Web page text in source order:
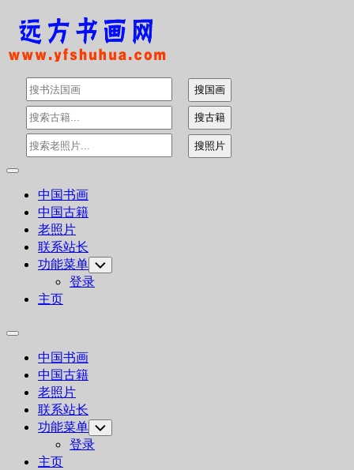
Skip
content
Expand
中国书画
中国古籍
老照片
联系站长
功能菜单 Toggle
Child
Menu
登录
主页
Expand
中国书画
中国古籍
老照片
联系站长
功能菜单 Toggle
Child
Menu
登录
主页